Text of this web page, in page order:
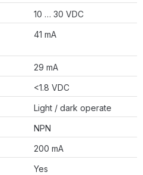
10 … 30 VDC
41 mA
29 mA
<1.8 VDC
Light / dark operate
NPN
200 mA
Yes